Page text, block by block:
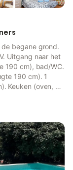
begane grond.
Uitgang naar het
190 cm), bad/WC.
190 cm). 1
Keuken (oven, 4
Zitbad/WC.
strijkijzer,
gratis).